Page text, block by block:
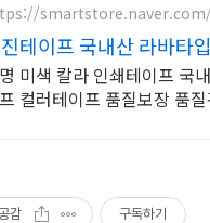
테이프 국내산 라바타
칼라 인쇄테이프 국내생산 뛰어난 점착력 끊김없는 박스테이프 제작 로고테
컬러테이프 품질보장 품
감 구독하기